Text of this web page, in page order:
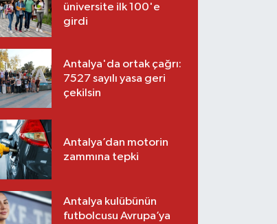
üniversite ilk 100'e
girdi
Antalya'da ortak çağrı:
7527 sayılı yasa geri
çekilsin
Antalya’dan motorin
zammına tepki
Antalya kulübünün
futbolcusu Avrupa’ya